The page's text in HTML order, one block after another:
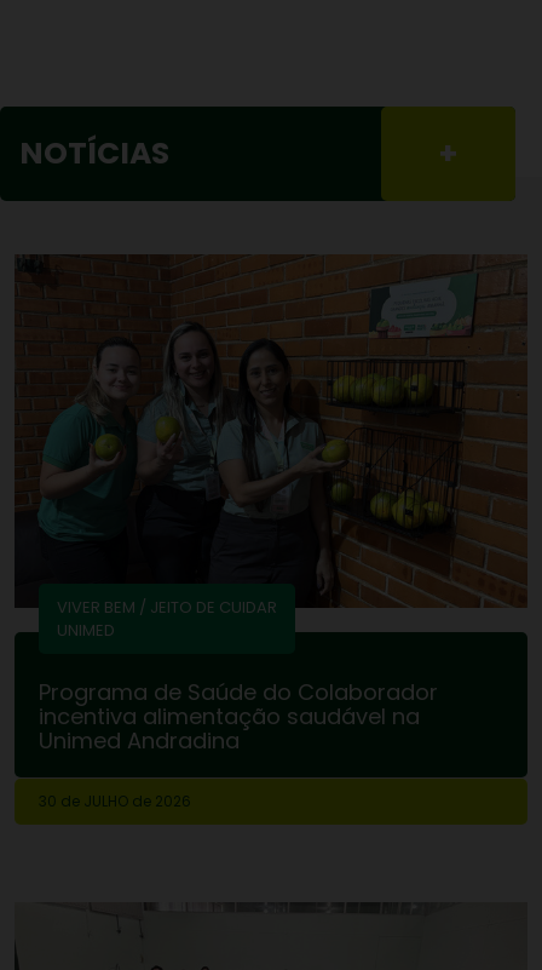
NOTÍCIAS +
VIVER BEM / JEITO DE CUIDAR
UNIMED
Programa de Saúde do Colaborador
incentiva alimentação saudável na
Unimed Andradina
30 de JULHO de 2026